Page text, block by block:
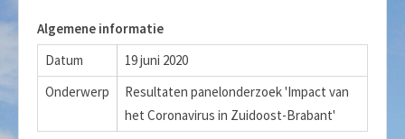
Algemene informatie
Datum
19 juni 2020
Onderwerp
Resultaten panelonderzoek 'Impact van
het Coronavirus in Zuidoost-Brabant'